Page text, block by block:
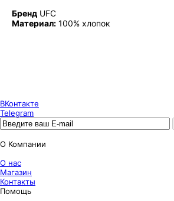
Бренд UFC
Материал: 100% хлопок
ВКонтакте
Telegram
О Компании
О нас
Магазин
Контакты
Помощь